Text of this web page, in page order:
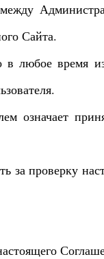
Сайта.
любое время
означает
за проверку